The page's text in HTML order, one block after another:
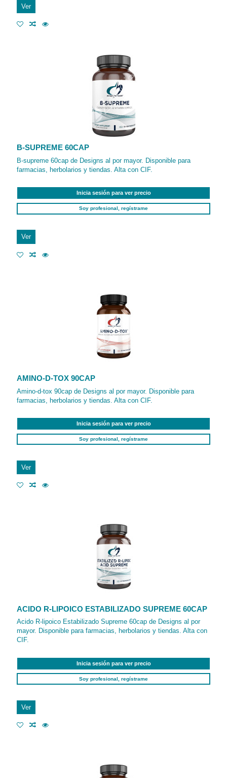
Ver
B-SUPREME 60CAP
B-supreme 60cap de Designs al por mayor. Disponible para
farmacias, herbolarios y tiendas. Alta con CIF.
Inicia sesión para ver precio
Soy profesional, regístrame
Ver
AMINO-D-TOX 90CAP
Amino-d-tox 90cap de Designs al por mayor. Disponible para
farmacias, herbolarios y tiendas. Alta con CIF.
Inicia sesión para ver precio
Soy profesional, regístrame
Ver
ACIDO R-LIPOICO ESTABILIZADO SUPREME 60CAP
Acido R-lipoico Estabilizado Supreme 60cap de Designs al por
mayor. Disponible para farmacias, herbolarios y tiendas. Alta con
CIF.
Inicia sesión para ver precio
Soy profesional, regístrame
Ver